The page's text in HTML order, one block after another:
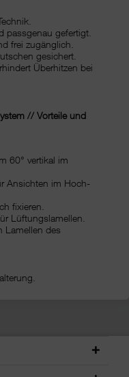
passgenau gefertigt.
frei zugänglich.
gesichert.
Überhitzen bei
// Vorteile und
60° vertikal im
Ansichten im Hoch-
fixieren.
Lüftungslamellen.
Lamellen des